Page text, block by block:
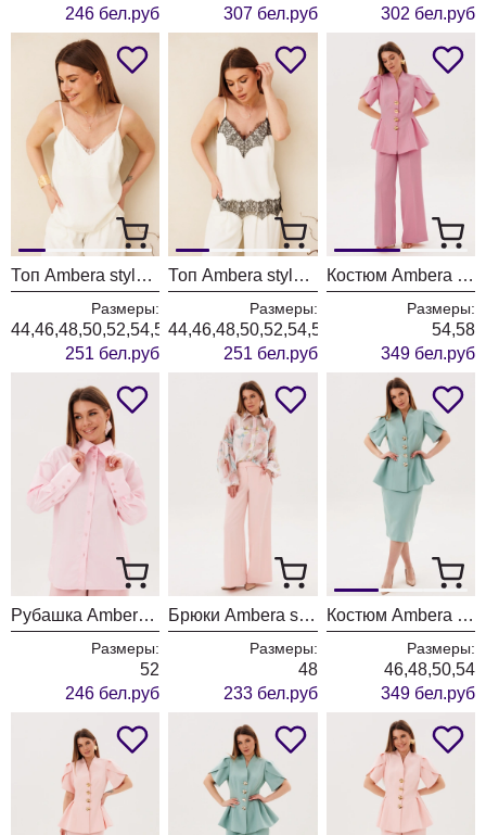
246 бел.руб
307 бел.руб
302 бел.руб
Топ Ambera style 1145-1 молоко
Размеры:
44,46,48,50,52,54,56,58,60
251 бел.руб
Топ Ambera style 1145 молоко
Размеры:
44,46,48,50,52,54,56,58,60
251 бел.руб
Костюм Ambera style 2156-2 пудра
Размеры:
54,58
349 бел.руб
Рубашка Ambera style 1141 пудра
Размеры:
52
246 бел.руб
Брюки Ambera style 1125-6 пудра
Размеры:
48
233 бел.руб
Костюм Ambera style 2157-1
Размеры:
46,48,50,54
349 бел.руб